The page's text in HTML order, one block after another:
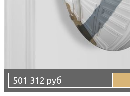
501 312 руб